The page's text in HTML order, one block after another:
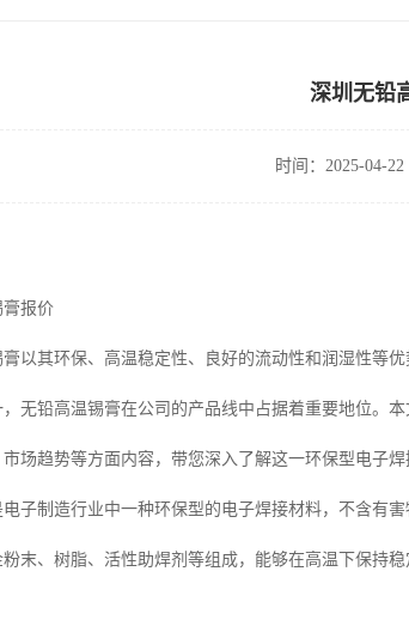
深圳无铅
时间：2025-04-22
报价
以其环保、高温稳定性、良好的流动性和润湿性等
无铅高温锡膏在公司的产品线中占据着重要地位。
场趋势等方面内容，带您深入了解这一环保型电子焊
子制造行业中一种环保型的电子焊接材料，不含有
末、树脂、活性助焊剂等组成，能够在高温下保持